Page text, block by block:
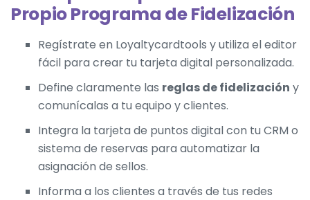
Propio Programa de Fidelización
Regístrate en Loyaltycardtools y utiliza el editor
fácil para crear tu tarjeta digital personalizada.
Define claramente las reglas de fidelización y
comunícalas a tu equipo y clientes.
Integra la tarjeta de puntos digitalcon tu CRM o
sistema de reservas para automatizar la
asignación de sellos.
Informa a los clientes a través de tus redes